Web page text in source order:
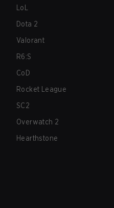
LoL
Dota 2
Valorant
R6:S
CoD
Rocket League
SC2
Overwatch 2
Hearthstone